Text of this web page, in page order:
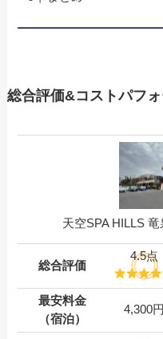
総合評価&コストパフ
天空SPA HILLS
総合評価
4.5点
最安料金
（宿泊）
4,300円